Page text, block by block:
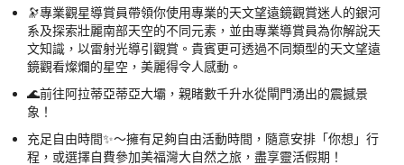
🔭專業觀星導賞員帶領你使用專業的天文望遠鏡觀賞迷人的銀河
系及探索壯麗南部天空的不同元素，並由專業導賞員為你解說天
文知識，以雷射光導引觀賞。貴賓更可透過不同類型的天文望遠
鏡觀看燦爛的星空，美麗得令人感動。
🌊前往阿拉蒂亞蒂亞大壩，親睹數千升水從閘門湧出的震撼景
象！
充足自由時間✨～擁有足夠自由活動時間，隨意安排「你想」行
程，或選擇自費參加美福灣大自然之旅，盡享靈活假期！